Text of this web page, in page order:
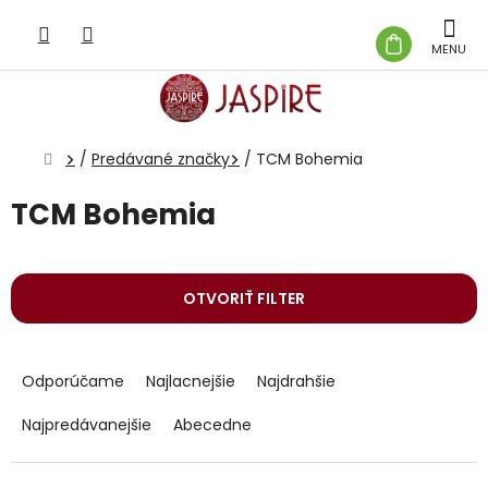
obsah
KOŠÍK
Domov
/ Predávané značky / TCM Bohemia
TCM Bohemia
OTVORIŤ FILTER
a
e
Odporúčame Najlacnejšie
Najdrahšie
Najpredávanejšie
Abecedne